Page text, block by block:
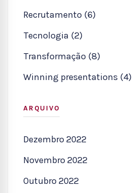
Recrutamento (6)
Tecnologia (2)
Transformação (8)
Winning presentations (4)
ARQUIVO
Dezembro 2022
Novembro 2022
Outubro 2022